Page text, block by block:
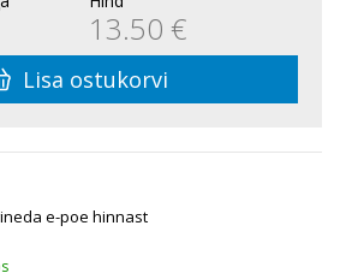
13.50 €
Lisa ostukorvi
e-poe hinnast